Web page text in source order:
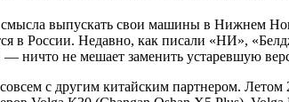
выпускать свои машины в Нижнем
в России. Недавно, как писали «НИ»,
ничто не мешает заменить устаревшую
с другим китайским партнером.